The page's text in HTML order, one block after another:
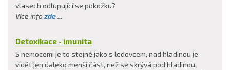
vlasech odlupující se pokožku?
Více info zde...
Detoxikace - imunita
S nemocemi je to stejné jako s ledovcem, nad hladinou je
vidět jen daleko menší část, než se skrývá pod hladinou.